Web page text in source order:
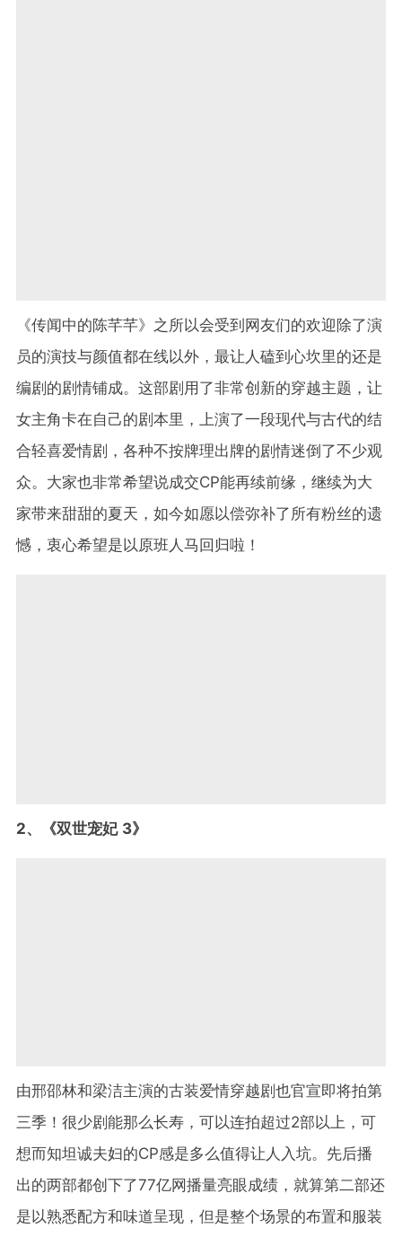
《传闻中的陈芊芊》之所以会受到网友们的欢迎除了演
员的演技与颜值都在线以外，最让人磕到心坎里的还是
编剧的剧情铺成。这部剧用了非常创新的穿越主题，让
女主角卡在自己的剧本里，上演了一段现代与古代的结
合轻喜爱情剧，各种不按牌理出牌的剧情迷倒了不少观
众。大家也非常希望说成交CP能再续前缘，继续为大
家带来甜甜的夏天，如今如愿以偿弥补了所有粉丝的遗
憾，衷心希望是以原班人马回归啦！
2、《双世宠妃 3》
由邢邵林和梁洁主演的古装爱情穿越剧也官宣即将拍第
三季！很少剧能那么长寿，可以连拍超过2部以上，可
想而知坦诚夫妇的CP感是多么值得让人入坑。先后播
出的两部都创下了77亿网播量亮眼成绩，就算第二部还
是以熟悉配方和味道呈现，但是整个场景的布置和服装